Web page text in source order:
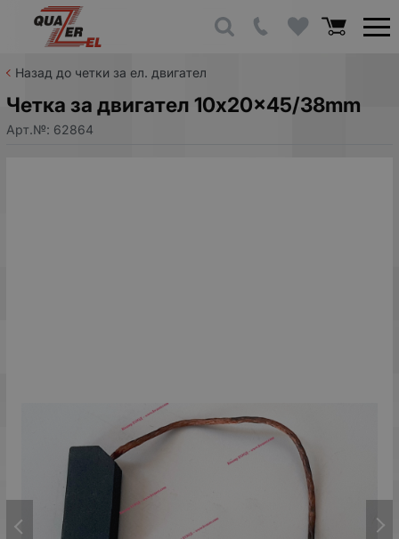
Назад до четки за ел. двигател
Четка за двигател 10x20x45/38mm
Арт.№: 62864